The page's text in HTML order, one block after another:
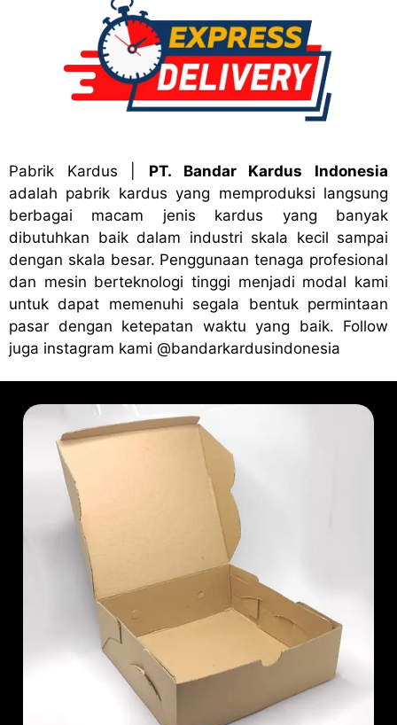
Pabrik Kardus
PT. Bandar Kardus Indonesia
adalah pabrik kardus yang memproduksi langsung
berbagai macam jenis kardus yang banyak
dibutuhkan baik dalam industri skala kecil sampai
dengan skala besar. Penggunaan tenaga profesional
dan mesin berteknologi tinggi menjadi modal kami
untuk dapat memenuhi segala bentuk permintaan
pasar dengan ketepatan waktu yang baik. Follow
juga instagram kami @bandarkardusindonesia